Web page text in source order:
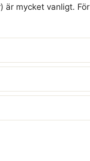
är mycket vanligt. För